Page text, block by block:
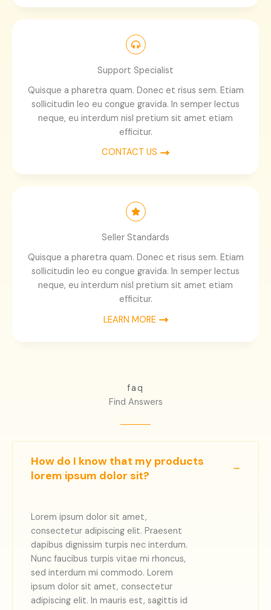
Support Specialist
Quisque a pharetra quam. Donec et risus sem. Etiam
sollicitudin leo eu congue gravida. In semper lectus
neque, eu interdum nisl pretium sit amet etiam
efficitur.
CONTACT US
Seller Standards
Quisque a pharetra quam. Donec et risus sem. Etiam
sollicitudin leo eu congue gravida. In semper lectus
neque, eu interdum nisl pretium sit amet etiam
efficitur.
LEARN MORE
faq
Find Answers
How do I know that my products
lorem ipsum dolor sit?
Lorem ipsum dolor sit amet,
consectetur adipiscing elit. Praesent
dapibus dignissim turpis nec interdum.
Nunc faucibus turpis vitae mi rhoncus,
sed interdum mi commodo. Lorem
ipsum dolor sit amet, consectetur
adipiscing elit. In mauris est, sagittis id